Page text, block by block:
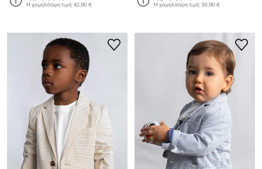
Η χαμηλότερη τιμή:42,90 €
Η χαμηλότερη τιμή:30,90 €